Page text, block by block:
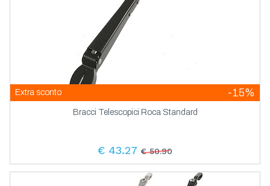
Extra sconto -15%
Bracci Telescopici Roca Standard
€ 43.27 € 50.90